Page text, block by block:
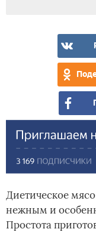
Диетическое
нежным и
Простота